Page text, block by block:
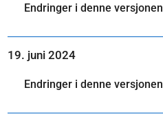
Endringer i denne versjonen
19. juni 2024
Endringer i denne versjonen